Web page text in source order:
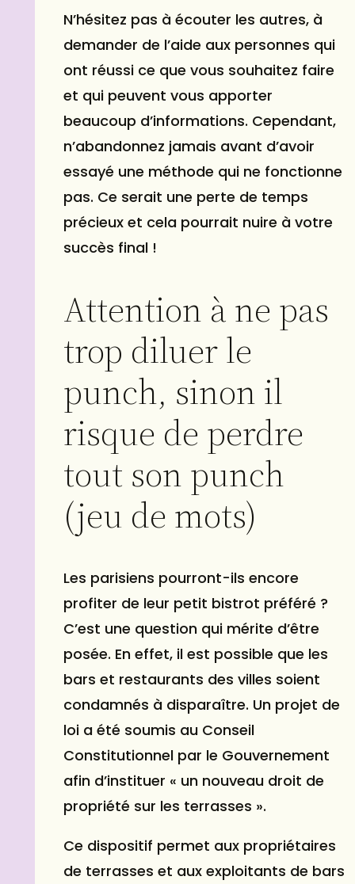
N’hésitez pas à écouter les autres, à
demander de l’aide aux personnes qui
ont réussi ce que vous souhaitez faire
et qui peuvent vous apporter
beaucoup d’informations. Cependant,
n’abandonnez jamais avant d’avoir
essayé une méthode qui ne fonctionne
pas. Ce serait une perte de temps
précieux et cela pourrait nuire à votre
succès final !
Attention à ne pas
trop diluer le
punch, sinon il
risque de perdre
tout son punch
(jeu de mots)
Les parisiens pourront-ils encore
profiter de leur petit bistrot préféré ?
C’est une question qui mérite d’être
posée. En effet, il est possible que les
bars et restaurants des villes soient
condamnés à disparaître. Un projet de
loi a été soumis au Conseil
Constitutionnel par le Gouvernement
afin d’instituer « un nouveau droit de
propriété sur les terrasses ».
Ce dispositif permet aux propriétaires
de terrasses et aux exploitants de bars